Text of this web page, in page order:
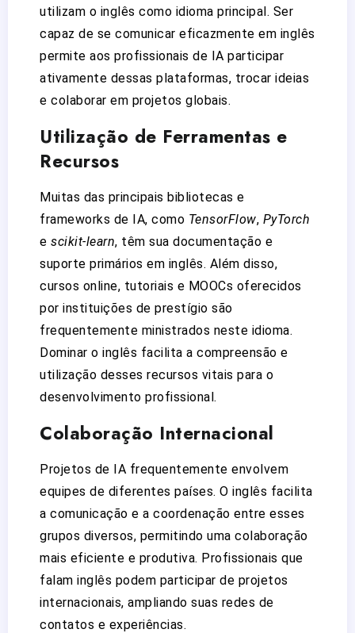
utilizam o inglês como idioma principal. Ser
capaz de se comunicar eficazmente em inglês
permite aos profissionais de IA participar
ativamente dessas plataformas, trocar ideias
e colaborar em projetos globais.
Utilização de Ferramentas e
Recursos
Muitas das principais bibliotecas e
frameworks de IA, como TensorFlow, PyTorch
e scikit-learn, têm sua documentação e
suporte primários em inglês. Além disso,
cursos online, tutoriais e MOOCs oferecidos
por instituições de prestígio são
frequentemente ministrados neste idioma.
Dominar o inglês facilita a compreensão e
utilização desses recursos vitais para o
desenvolvimento profissional.
Colaboração Internacional
Projetos de IA frequentemente envolvem
equipes de diferentes países. O inglês facilita
a comunicação e a coordenação entre esses
grupos diversos, permitindo uma colaboração
mais eficiente e produtiva. Profissionais que
falam inglês podem participar de projetos
internacionais, ampliando suas redes de
contatos e experiências.